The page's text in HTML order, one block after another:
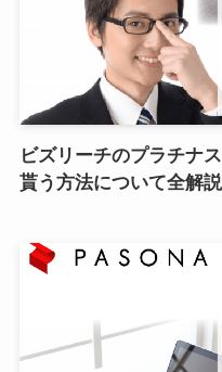
ビズリーチのプラチナ
貰う方法について全解